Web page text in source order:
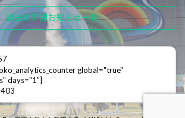
過去の新規お知らせ一覧
global="true"
days="1"]